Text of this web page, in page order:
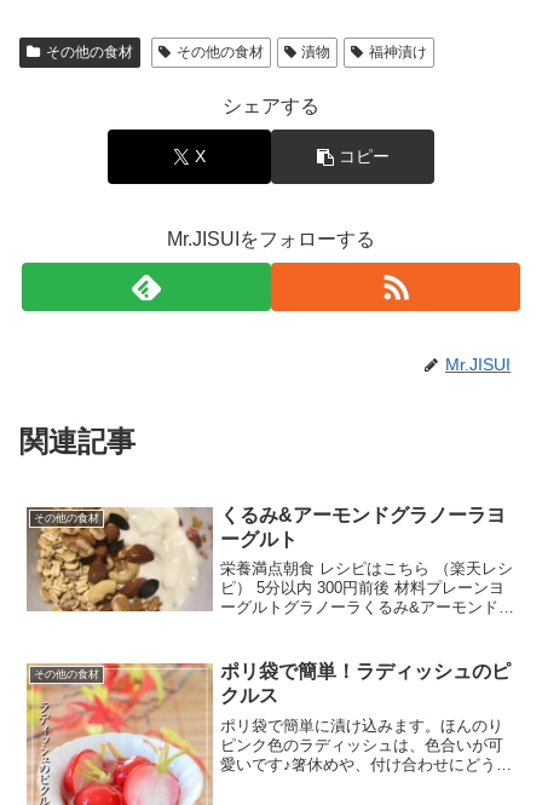
その他の食材 その他の食材 漬物 福神漬け
シェアする
X コピー
Mr.JISUIをフォローする
Mr.JISUI
関連記事
その他の食材
くるみ&アーモンドグラノーラヨ
ーグルト
栄養満点朝食 レシピはこちら （楽天レシ
ピ） 5分以内 300円前後 材料プレーンヨ
ーグルトグラノーラくるみ&アーモンドは
その他の食材
ポリ袋で簡単！ラディッシュのピ
クルス
ポリ袋で簡単に漬け込みます。ほんのり
ピンク色のラディッシュは、色合いが可
愛いです♪箸休めや、付け合わせにどうぞ